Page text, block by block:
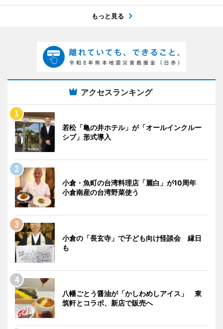
もっと見る
アクセスランキング
若松「亀の井ホテル」が「オールインクルー
シブ」形式導入
小倉・魚町の台湾料理店「麗白」が10周年
小倉南産の台湾野菜使う
小倉の「長玄寺」で子ども向け怪談会 縁日
も
八幡ごとう醤油が「かしわめしアイス」 東
筑軒とコラボ、新店で販売へ